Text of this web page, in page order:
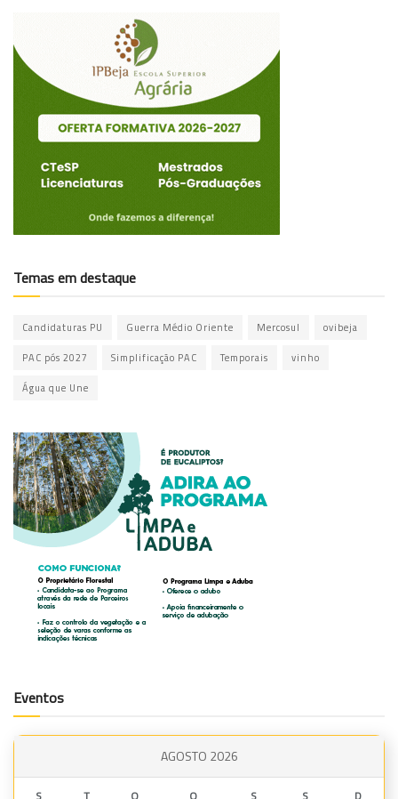
Temas em destaque
Candidaturas PU Guerra Médio Oriente Mercosul ovibeja
PAC pós 2027 Simplificação PAC Temporais vinho
Água que Une
Eventos
AGOSTO 2026